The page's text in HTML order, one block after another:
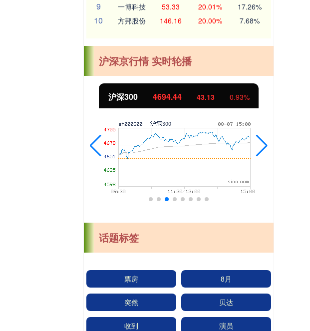
9 一博科技 53.33 20.01% 17.26%
10 方邦股份 146.16 20.00% 7.68%
沪深京行情 实时轮播
北证50 1134.24 11.37 1.01%
话题标签
票房 8月
突然 贝达
收到 演员